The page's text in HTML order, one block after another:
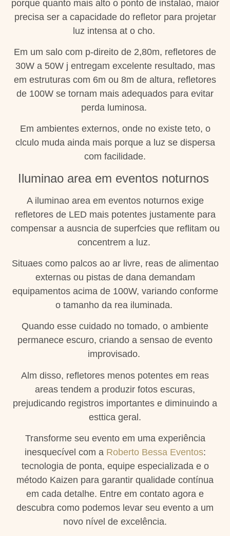
porque quanto mais alto o ponto de instalao, maior
precisa ser a capacidade do refletor para projetar
luz intensa at o cho.
Em um salo com p-direito de 2,80m, refletores de
30W a 50W j entregam excelente resultado, mas
em estruturas com 6m ou 8m de altura, refletores
de 100W se tornam mais adequados para evitar
perda luminosa.
Em ambientes externos, onde no existe teto, o
clculo muda ainda mais porque a luz se dispersa
com facilidade.
Iluminao area em eventos noturnos
A iluminao area em eventos noturnos exige
refletores de LED mais potentes justamente para
compensar a ausncia de superfcies que reflitam ou
concentrem a luz.
Situaes como palcos ao ar livre, reas de alimentao
externas ou pistas de dana demandam
equipamentos acima de 100W, variando conforme
o tamanho da rea iluminada.
Quando esse cuidado no tomado, o ambiente
permanece escuro, criando a sensao de evento
improvisado.
Alm disso, refletores menos potentes em reas
areas tendem a produzir fotos escuras,
prejudicando registros importantes e diminuindo a
esttica geral.
Transforme seu evento em uma experiência
inesquecível com a Roberto Bessa Eventos:
tecnologia de ponta, equipe especializada e o
método Kaizen para garantir qualidade contínua
em cada detalhe. Entre em contato agora e
descubra como podemos levar seu evento a um
novo nível de excelência.